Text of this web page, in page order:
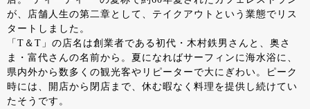
が、店舗人生の第二章として、テイクアウトという業態でリス
タートしました。
「T＆T」の店名は創業者である初代・木村鉄男さんと、奥さ
ま・富代さんの名前から。夏になればサーフィンに海水浴に、
県内外から数多くの観光客やリピーターで大にぎわい。ピーク
時には、開店から閉店まで、休む暇なく料理を提供し続けてい
たそうです。